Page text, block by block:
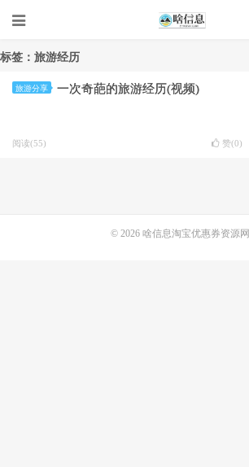
标签：旅游经历
旅游分享 一次奇葩的旅游经历(视频)
阅读(55) 赞(0)
© 2026 啥信息淘宝优惠券资源网